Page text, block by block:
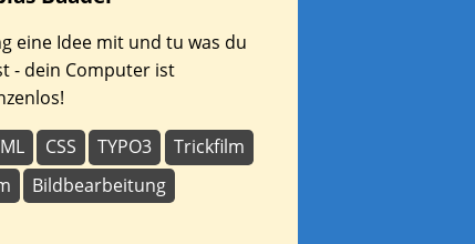
eine Idee mit und tu was du
- dein Computer ist
CSS TYPO3
Trickfilm
Bildbearbeitung